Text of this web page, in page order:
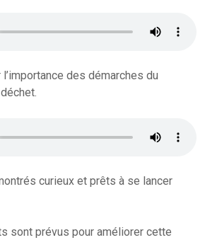
des démarches du
curieux et prêts à se lancer
sont prévus pour améliorer cette